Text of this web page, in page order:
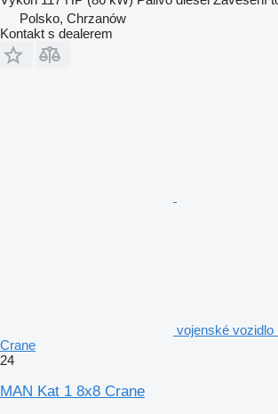
Polsko, Chrzanów
Kontakt s dealerem
vojenské vozidlo
Crane
24
MAN Kat 1 8x8 Crane